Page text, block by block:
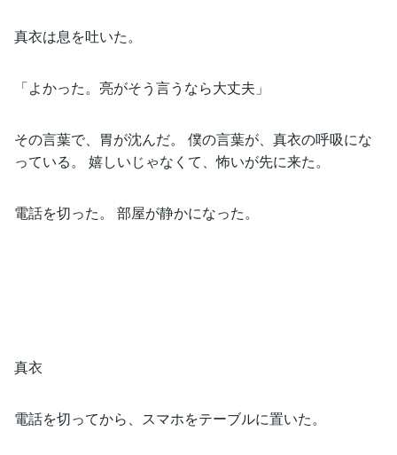
真衣は息を吐いた。
「よかった。亮がそう言うなら大丈夫」
その言葉で、胃が沈んだ。 僕の言葉が、真衣の呼吸にな
っている。 嬉しいじゃなくて、怖いが先に来た。
電話を切った。 部屋が静かになった。
真衣
電話を切ってから、スマホをテーブルに置いた。